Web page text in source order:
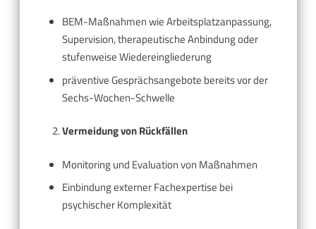
BEM-Maßnahmen wie Arbeitsplatzanpassung,
Supervision, therapeutische Anbindung oder
stufenweise Wiedereingliederung
präventive Gesprächsangebote bereits vor der
Sechs-Wochen-Schwelle
Vermeidung von Rückfällen
Monitoring und Evaluation von Maßnahmen
Einbindung externer Fachexpertise bei
psychischer Komplexität